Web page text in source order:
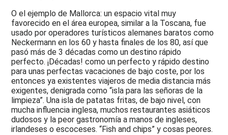
O el ejemplo de Mallorca: un espacio vital muy
favorecido en el área europea, similar a la Toscana, fue
usado por operadores turísticos alemanes baratos como
Neckermann en los 60 y hasta finales de los 80, así que
pasó más de 3 décadas como un destino rápido
perfecto. ¡Décadas! como un perfecto y rápido destino
para unas perfectas vacaciones de bajo coste, por los
entonces ya existentes viajeros de media distancia más
exigentes, denigrada como “isla para las señoras de la
limpieza”. Una isla de patatas fritas, de bajo nivel, con
mucha influencia inglesa, muchos restaurantes asiáticos
dudosos y la peor gastronomía a manos de ingleses,
irlandeses o escoceses. “Fish and chips” y cosas peores.